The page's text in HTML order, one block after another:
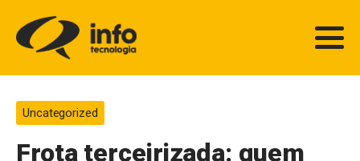
Uncategorized
Frota terceirizada: quem